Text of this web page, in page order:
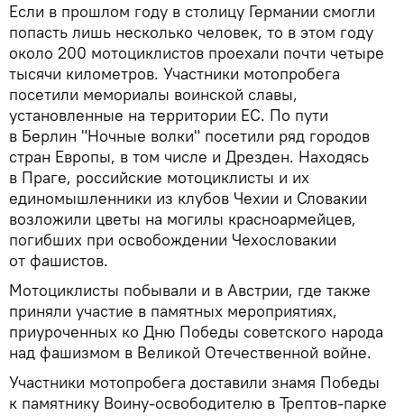
Если в прошлом году в столицу Германии смогли
попасть лишь несколько человек, то в этом году
около 200 мотоциклистов проехали почти четыре
тысячи километров. Участники мотопробега
посетили мемориалы воинской славы,
установленные на территории ЕС. По пути
в Берлин "Ночные волки" посетили ряд городов
стран Европы, в том числе и Дрезден. Находясь
в Праге, российские мотоциклисты и их
единомышленники из клубов Чехии и Словакии
возложили цветы на могилы красноармейцев,
погибших при освобождении Чехословакии
от фашистов.
Мотоциклисты побывали и в Австрии, где также
приняли участие в памятных мероприятиях,
приуроченных ко Дню Победы советского народа
над фашизмом в Великой Отечественной войне.
Участники мотопробега доставили знамя Победы
к памятнику Воину-освободителю в Трептов-парке